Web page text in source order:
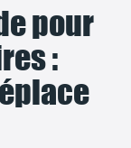
pour
: